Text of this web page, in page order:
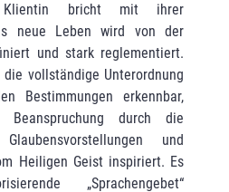
Klientin bricht mit ihrer
neue Leben wird von der
und stark reglementiert.
vollständige Unterordnung
Bestimmungen erkennbar,
durch die
und
Heiligen Geist inspiriert. Es
„Sprachengebet“